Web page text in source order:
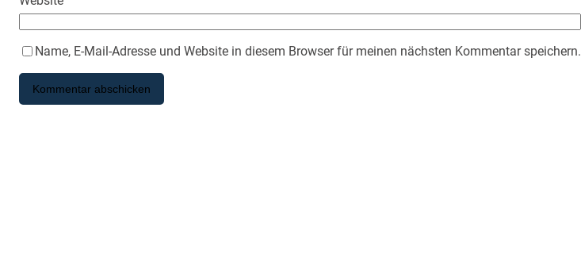
Name, E-Mail-Adresse und Website in diesem Browser für meinen nächsten Kommentar speichern.